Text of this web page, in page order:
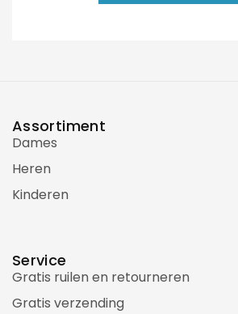
Assortiment
Dames
Heren
Kinderen
Service
Gratis ruilen en retourneren
Gratis verzending